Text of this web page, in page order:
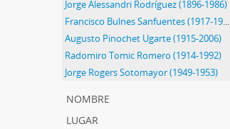
Jorge Alessandri Rodríguez (1896-1986)
Francisco Bulnes Sanfuentes (1917-1999)
Augusto Pinochet Ugarte (1915-2006)
Radomiro Tomic Romero (1914-1992)
Jorge Rogers Sotomayor (1949-1953)
nombre
lugar